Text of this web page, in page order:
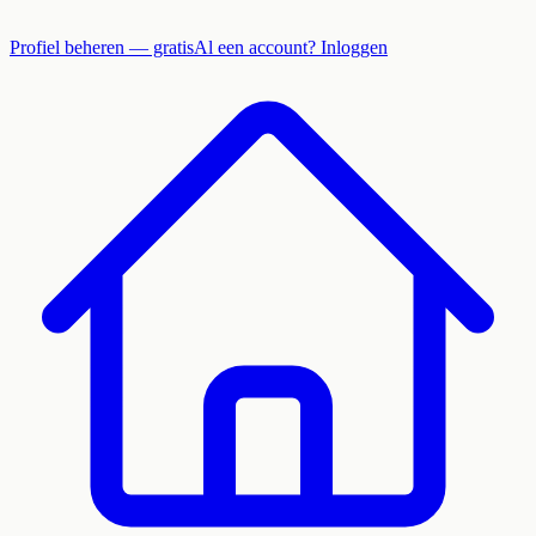
Profiel beheren — gratisAl een account? Inloggen